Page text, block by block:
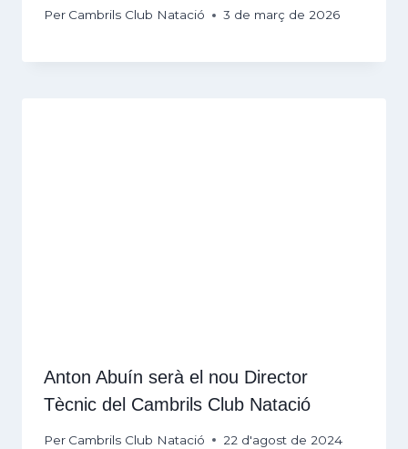
Per Cambrils Club Natació 3 de març de 2026
Anton Abuín serà el nou Director
Tècnic del Cambrils Club Natació
Per Cambrils Club Natació 22 d'agost de 2024